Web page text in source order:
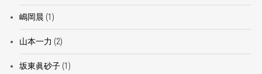
嶋岡晨 (1)
山本一力 (2)
坂東眞砂子(1)